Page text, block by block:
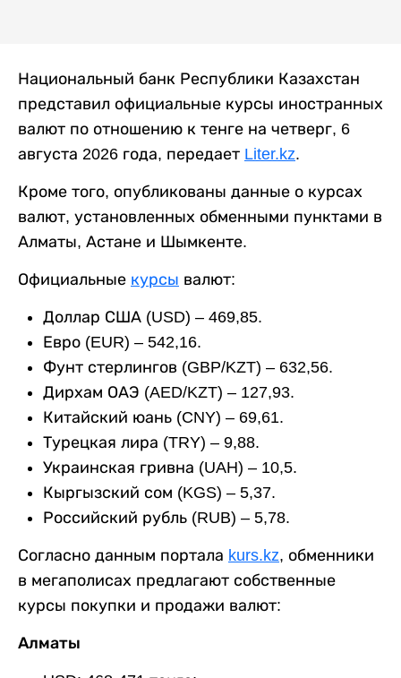
Национальный банк Республики Казахстан
представил официальные курсы иностранных
валют по отношению к тенге на четверг, 6
августа 2026 года, передает Liter.kz.
Кроме того, опубликованы данные о курсах
валют, установленных обменными пунктами в
Алматы, Астане и Шымкенте.
Официальные курсы валют:
Доллар США (USD) – 469,85.
Евро (EUR) – 542,16.
Фунт стерлингов (GBP/KZT) – 632,56.
Дирхам ОАЭ (AED/KZT) – 127,93.
Китайский юань (CNY) – 69,61.
Турецкая лира (TRY) – 9,88.
Украинская гривна (UAH) – 10,5.
Кыргызский сом (KGS) – 5,37.
Российский рубль (RUB) – 5,78.
Согласно данным портала kurs.kz, обменники
в мегаполисах предлагают собственные
курсы покупки и продажи валют:
Алматы